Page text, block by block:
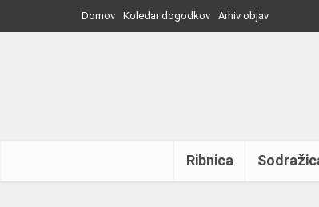
Domov Koledar dogodkov Arhiv objav
Ribnica